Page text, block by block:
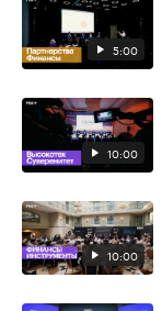
5:00
10:00
10:00